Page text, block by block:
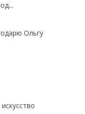
Ольгу